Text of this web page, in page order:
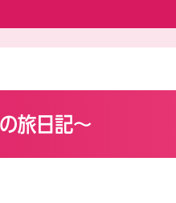
旅日記～